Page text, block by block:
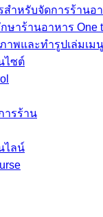
สำหรับจัดการร้านอ
ษาร้านอาหาร One
าพและทำรูปเล่มเม
ไซต์
ารร้าน
ไลน์